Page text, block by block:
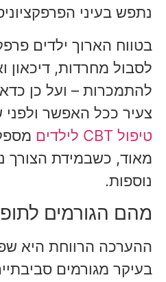
נתפש בעיני
בטווח הארוך ילדים
לסבול מחרדות, דיכאון
להתמכרות – ועל כן
צעיר ככל האפשר
טיפול CBT לילדים
מאוד, כשבמידת הצורך
נוספות.
מהם הגורמים
ההערכה הרווחת היא
בעיקר מגורמים